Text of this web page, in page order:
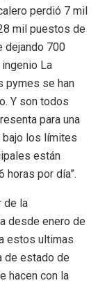
perdió 7 mil
mil puestos de
dejando 700
La
pymes se han
Y son todos
para una
bajo los límites
están
horas por día”.
de la
desde enero de
estos ultimas
de estado de
hacen con la